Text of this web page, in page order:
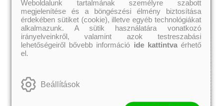
Weboldalunk tartalmának személyre szabott
megjelenítése és a böngészési élmény biztosítása
érdekében sütiket (cookie), illetve egyéb technológiákat
alkalmazunk. A sütik használatára vonatkozó
irányelveinkről, valamint azok testreszabási
lehetőségeiről bővebb információ ide kattintvaérhető
el.
Beállítások